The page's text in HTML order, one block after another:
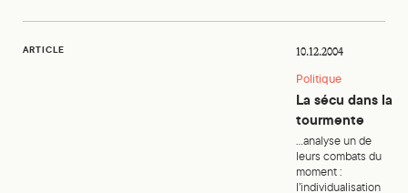
ARTICLE 10.12.2004
Politique
La sécu dans la
tourmente
...analyse un de
leurs combats du
moment :
l’individualisation